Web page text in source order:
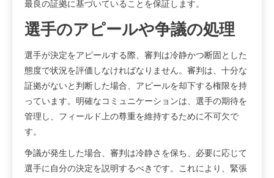
最良の証拠に基づいていることを保証します。
選手のアピールや争議の処理
選手が決定をアピールする際、審判は冷静かつ断固とした
態度で状況を評価しなければなりません。審判は、十分な
証拠がないと判断した場合、アピールを却下する権限を持
っています。明確なコミュニケーションは、選手の期待を
管理し、フィールド上の尊重を維持するために不可欠で
す。
争議が発生した場合、審判は冷静さを保ち、必要に応じて
選手に自分の決定を説明するべきです。これにより、緊張